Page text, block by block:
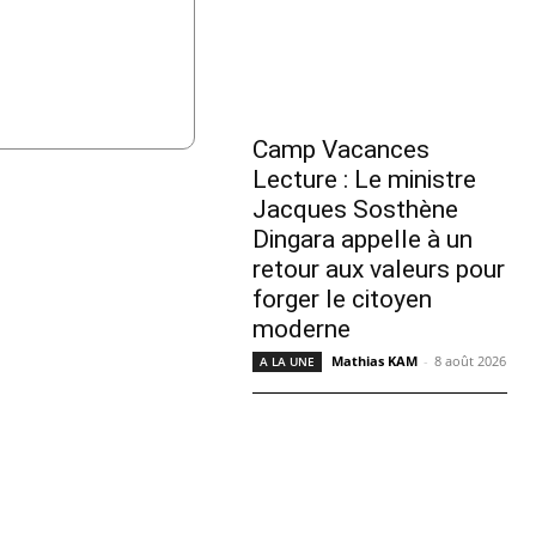
Camp Vacances
Lecture : Le ministre
Jacques Sosthène
Dingara appelle à un
retour aux valeurs pour
forger le citoyen
moderne
A LA UNE Mathias KAM - 8 août 2026